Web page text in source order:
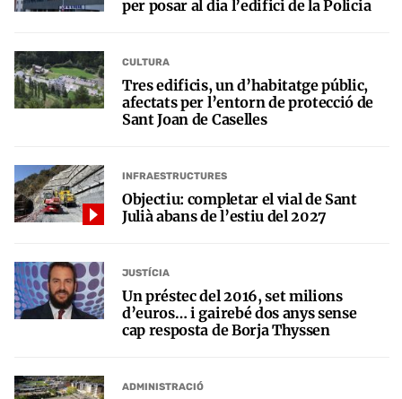
per posar al dia l’edifici de la Policia
CULTURA
Tres edificis, un d’habitatge públic,
afectats per l’entorn de protecció de
Sant Joan de Caselles
INFRAESTRUCTURES
Objectiu: completar el vial de Sant
Julià abans de l’estiu del 2027
JUSTÍCIA
Un préstec del 2016, set milions
d’euros… i gairebé dos anys sense
cap resposta de Borja Thyssen
ADMINISTRACIÓ